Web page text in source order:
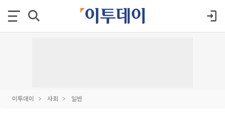
이투데이 사회 일반